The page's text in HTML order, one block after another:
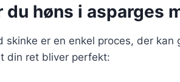
du høns i asparges
skinke er en enkel proces, der kan
din ret bliver perfekt: